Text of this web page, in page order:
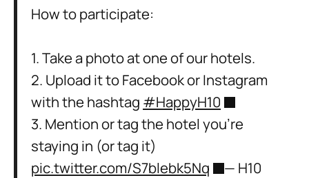
How to participate:
1. Take a photo at one of our hotels.
2. Upload it to Facebook or Instagram
with the hashtag #HappyH10
3. Mention or tag the hotel you're
staying in (or tag it)
pic.twitter.com/S7blebk5Nq
— H10